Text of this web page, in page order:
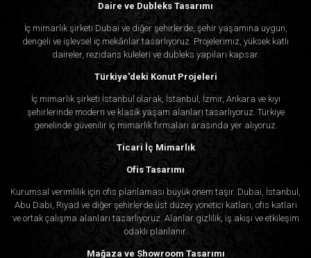
Daire ve Dubleks Tasarımı
İç mimarlık şirketi Dubai ve diğer şehirlerde, şehir yaşamına uygun,
dengeli ve işlevsel iç mekânlar tasarlıyoruz. Projelerimiz, yüksek katlı
daireler, rezidans kuleleri ve dubleks yapıları kapsar.
Türkiye'deki Konut Projeleri
İç mimarlık şirketi İstanbul olarak, İstanbul, İzmir, Ankara ve kıyı
şehirlerinde modern ve klasik yaşam alanları tasarlıyoruz. Türkiye
genelinde güvenilir iç mimarlık firmaları arasında yer alıyoruz.
Ticari İç Mimarlık
Ofis Tasarımı
Kurumsal verimlilik için ofis planlaması büyük önem taşır. Dubai, İstanbul,
Abu Dabi, Riyad ve diğer şehirlerde üst düzey yönetici katları, ofis katları
ve ortak çalışma alanları tasarlıyoruz. Alanlar gizlilik, iş akışı ve etkileşim
odaklı planlanır.
Mağaza ve Showroom Tasarımı